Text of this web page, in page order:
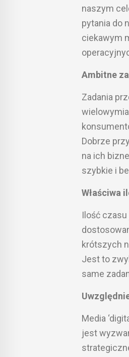
naszym
pytania do
ciekawym
Ambitne
Zadania
Dobrze
na ich
szybkie i
Właściwa
Ilość
krótszych
Jest to
same
Media
jest